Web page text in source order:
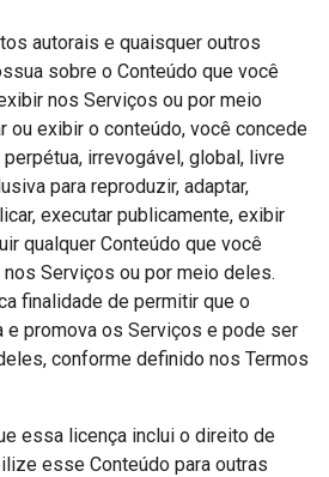
autorais e quaisquer outros
sobre o Conteúdo que você
nos Serviços ou por meio
ou exibir o conteúdo, você concede
irrevogável, global, livre
para reproduzir, adaptar,
executar publicamente, exibir
qualquer Conteúdo que você
Serviços ou por meio deles.
finalidade de permitir que o
e promova os Serviços e pode ser
conforme definido nos Termos
essa licença inclui o direito de
esse Conteúdo para outras